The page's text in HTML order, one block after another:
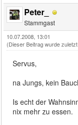
Peter_
Stammgast
10.07.2008, 13:01
(Dieser Beitrag wurde
Servus,
na Jungs, kein
Is echt der
nix mehr zu essen.